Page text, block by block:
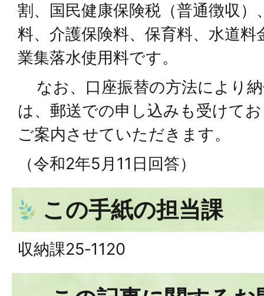
割、国⺠健康保険税（普通徴収）
料、介護保険料、保育料、⽔道料
業集落⽔使⽤料です。
なお、⼝座振替の⽅法により
は、郵送での申し込みも受けて
ご案内させていただきます。
（令和2年5⽉11⽇回答）
この手紙の担当課
収納課25‐1120